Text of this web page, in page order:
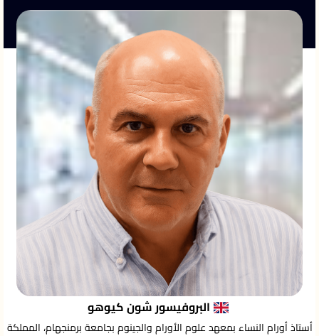
البروفيسور شون كيوهو
أستاذ أورام النساء بمعهد علوم الأورام والجينوم بجامعة برمنجهام، المملكة